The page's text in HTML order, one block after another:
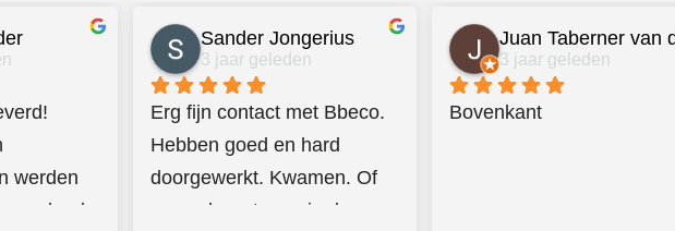
werden
overlegd
Sander Jongerius
3 jaar geleden
Erg fijn contact met Bbeco.
Hebben goed en hard
doorgewerkt. Kwamen. Of
een scheur tegen in de
3 jaar geleden
Bovenkant